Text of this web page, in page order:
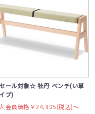
ール対象☆ 牡丹 ベンチ(い草
プ)
会員価格￥24,805(税込)〜